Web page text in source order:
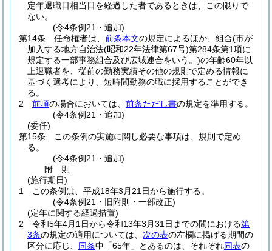
定年退職日相当日を経過した者であるときは、この限りで
ない。
(令4条例21・追加)
第14条
任命権者は、 前条本文の規定によるほか、組合(市が
加入する地方自治法(昭和22年法律第67号)第284条第1項に
規定する一部事務組合及び広域連合をいう。)の年齢60年以
上退職者を、従前の勤務実績その他の規則で定める情報に
基づく選考により、短時間勤務の職に採用することができ
る。
2
前項の場合においては、 前条ただし書の規定を準用する。
(令4条例21・追加)
(委任)
第15条
この条例の実施に関し必要な事項は、規則で定め
る。
(令4条例21・追加)
附 則
(施行期日)
1
この条例は、平成18年3月21日から施行する。
(令4条例21・旧附則・一部改正)
(定年に関する経過措置)
2
令和5年4月1日から令和13年3月31日までの間における第
3条の規定の適用については、 次の表の左欄に掲げる期間の
区分に応じ、 同条中「65年」とあるのは、それぞれ同表の